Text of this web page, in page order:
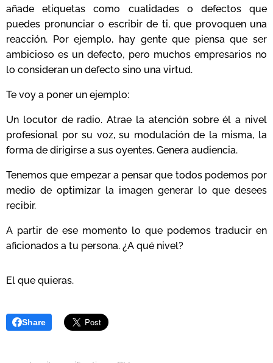
añade etiquetas como cualidades o defectos que
puedes pronunciar o escribir de ti, que provoquen una
reacción. Por ejemplo, hay gente que piensa que ser
ambicioso es un defecto, pero muchos empresarios no
lo consideran un defecto sino una virtud.
Te voy a poner un ejemplo:
Un locutor de radio. Atrae la atención sobre él a nivel
profesional por su voz, su modulación de la misma, la
forma de dirigirse a sus oyentes. Genera audiencia.
Tenemos que empezar a pensar que todos podemos por
medio de optimizar la imagen generar lo que desees
recibir.
A partir de ese momento lo que podemos traducir en
aficionados a tu persona. ¿A qué nivel?
El que quieras.
Share